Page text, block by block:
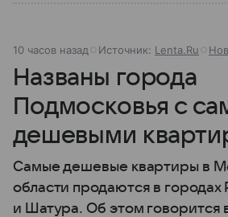
10 часов назад Источник: Lenta.Ru
Названы города
Подмосковья с
дешевыми
Самые дешевые квартиры в
области продаются в городах
и Шатура. Об этом говорится